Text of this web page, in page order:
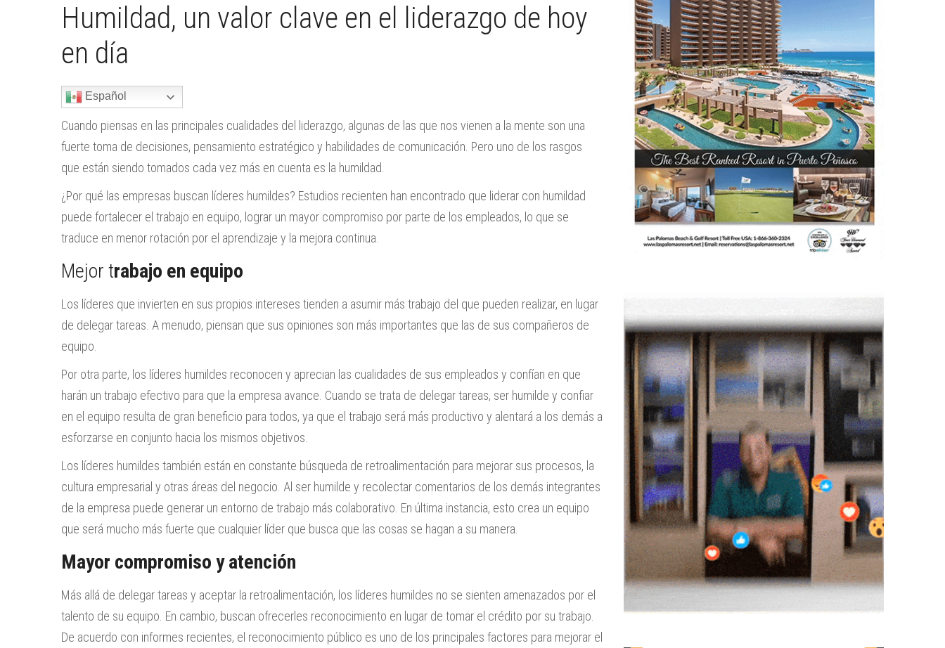
Humildad, un valor clave en el liderazgo de hoy
en día
Español
Cuando piensas en las principales cualidades del liderazgo, algunas de las que nos vienen a la mente son una
fuerte toma de decisiones, pensamiento estratégico y habilidades de comunicación. Pero uno de los rasgos
que están siendo tomados cada vez más en cuenta es la humildad.
¿Por qué las empresas buscan líderes humildes? Estudios recienten han encontrado que liderar con humildad
puede fortalecer el trabajo en equipo, lograr un mayor compromiso por parte de los empleados, lo que se
traduce en menor rotación por el aprendizaje y la mejora continua.
Mejor trabajo en equipo
Los líderes que invierten en sus propios intereses tienden a asumir más trabajo del que pueden realizar, en lugar
de delegar tareas. A menudo, piensan que sus opiniones son más importantes que las de sus compañeros de
equipo.
Por otra parte, los líderes humildes reconocen y aprecian las cualidades de sus empleados y confían en que
harán un trabajo efectivo para que la empresa avance. Cuando se trata de delegar tareas, ser humilde y confiar
en el equipo resulta de gran beneficio para todos, ya que el trabajo será más productivo y alentará a los demás a
esforzarse en conjunto hacia los mismos objetivos.
Los líderes humildes también están en constante búsqueda de retroalimentación para mejorar sus procesos, la
cultura empresarial y otras áreas del negocio. Al ser humilde y recolectar comentarios de los demás integrantes
de la empresa puede generar un entorno de trabajo más colaborativo. En última instancia, esto crea un equipo
que será mucho más fuerte que cualquier líder que busca que las cosas se hagan a su manera.
Mayor compromiso y atención
Más allá de delegar tareas y aceptar la retroalimentación, los líderes humildes no se sienten amenazados por el
talento de su equipo. En cambio, buscan ofrecerles reconocimiento en lugar de tomar el crédito por su trabajo.
De acuerdo con informes recientes, el reconocimiento público es uno de los principales factores para mejorar el